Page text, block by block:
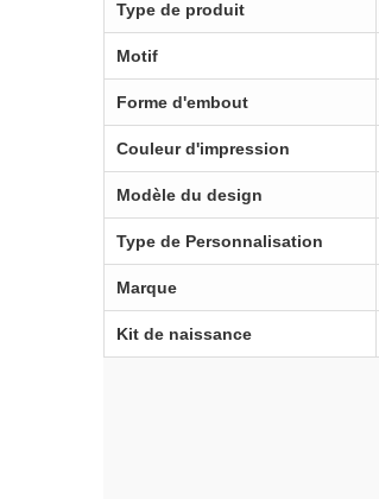
Type de produit
Motif
Forme d'embout
Couleur d'impression
Modèle du design
Type de Personnalisation
Marque
Kit de naissance